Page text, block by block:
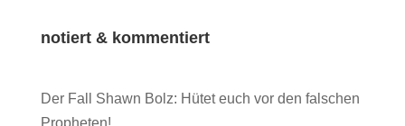
notiert & kommentiert
Der Fall Shawn Bolz: Hütet euch vor den falschen
Propheten!